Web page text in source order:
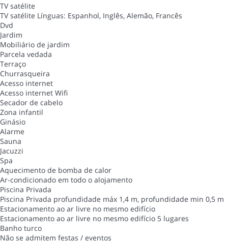
TV satélite
TV satélite Línguas: Espanhol, Inglês, Alemão, Francês
Dvd
Jardim
Mobiliário de jardim
Parcela vedada
Terraço
Churrasqueira
Acesso internet
Acesso internet Wifi
Secador de cabelo
Zona infantil
Ginásio
Alarme
Sauna
Jacuzzi
Spa
Aquecimento de bomba de calor
Ar-condicionado em todo o alojamento
Piscina Privada
Piscina Privada profundidade máx 1,4 m, profundidade min 0,5 m
Estacionamento ao ar livre no mesmo edifício
Estacionamento ao ar livre no mesmo edifício 5 lugares
Banho turco
Não se admitem festas / eventos